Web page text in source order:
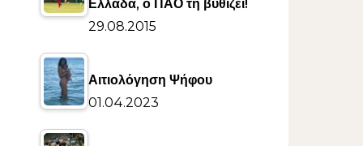
Ελλάδα, ο ΠΑΟ τη βυθίζει!
29.08.2015
Αιτιολόγηση Ψήφου
01.04.2023